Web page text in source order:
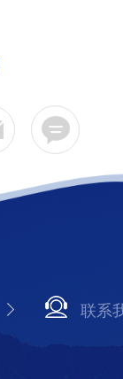
联系